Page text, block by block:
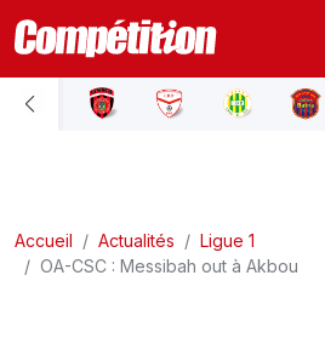
ACCUEIL
LIGUE 2
Accueil Actualités
Ligue 1
OA-CSC : Messibah out à Akbou